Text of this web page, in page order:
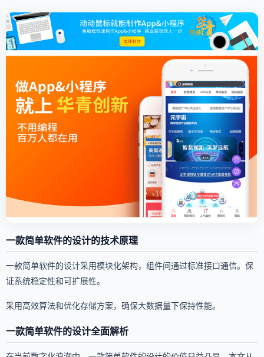
一款简单软件的设计的技术原理
一款简单软件的设计采用模块化架构，组件间通过标准接口通信。保
证系统稳定性和可扩展性。
采用高效算法和优化存储方案，确保大数据量下保持性能。
一款简单软件的设计全面解析